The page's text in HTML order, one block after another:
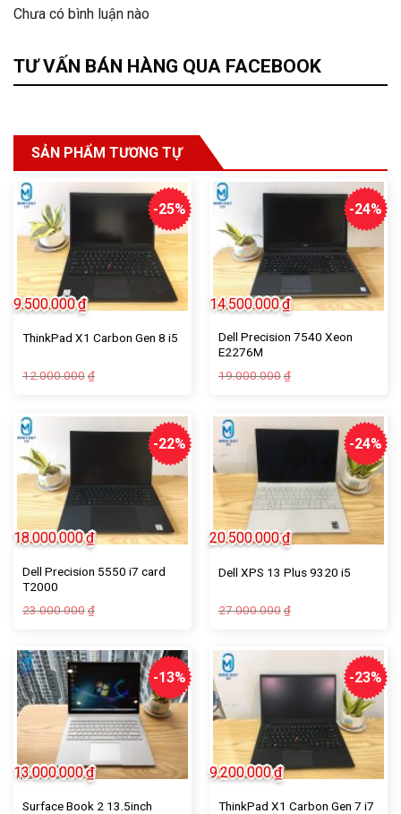
Chưa có bình luận nào
TƯ VẤN BÁN HÀNG QUA FACEBOOK
SẢN PHẨM TƯƠNG TỰ
-25%
ThinkPad X1 Carbon Gen 8 i5
12.000.000 ₫
9.500.000₫
-24%
Dell Precision 7540 Xeon
E2276M
19.000.000 ₫
14.500.000₫
-22%
Dell Precision 5550 i7 card
T2000
23.000.000 ₫
18.000.000₫
-24%
Dell XPS 13 Plus 9320 i5
27.000.000 ₫
20.500.000₫
-13%
Surface Book 2 13.5inch
13.000.000₫
-23%
ThinkPad X1 Carbon Gen 7 i7
9.200.000₫